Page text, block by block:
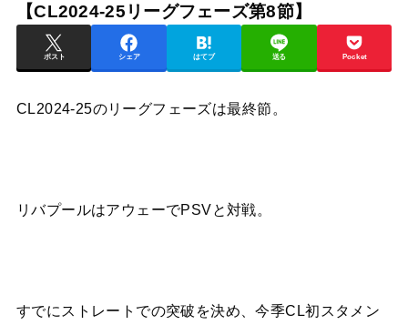
【CL2024-25リーグフェーズ第8節】
ポスト シェア はてブ 送る Pocket
CL2024-25のリーグフェーズは最終節。
リバプールはアウェーでPSVと対戦。
すでにストレートでの突破を決め、今季CL初スタメン